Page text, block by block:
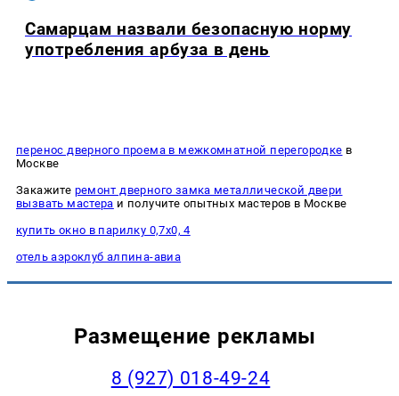
Самарцам назвали безопасную норму
употребления арбуза в день
перенос дверного проема в межкомнатной перегородке в
Москве
Закажите ремонт дверного замка металлической двери
вызвать мастера и получите опытных мастеров в Москве
купить окно в парилку 0,7х0, 4
отель аэроклуб алпина-авиа
Размещение рекламы
8 (927) 018-49-24